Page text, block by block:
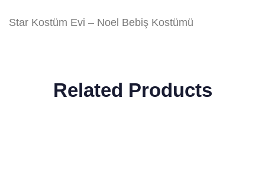
Star Kostüm Evi – Noel Bebiş Kostümü
Related Products